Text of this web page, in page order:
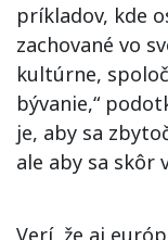
príkladov, kde
zachované vo
kultúrne,
bývanie,“
je, aby sa
ale aby sa skôr
Verí, že aj